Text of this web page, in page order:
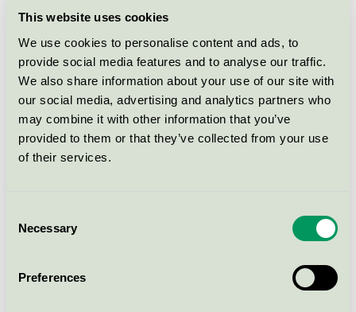
This website uses cookies
We use cookies to personalise content and ads, to
provide social media features and to analyse our traffic.
We also share information about your use of our site with
our social media, advertising and analytics partners who
may combine it with other information that you’ve
provided to them or that they’ve collected from your use
of their services.
Selection
Necessary
Preferences
cm. - Set of 4 - Greens and
Whites
Svanen / HAY / Blockljus och klotljus
HAY - Square Candle - 2,2x24
cm. - 24 pcs. - Ultramarine
Svanen / HAY / Blockljus och klotljus